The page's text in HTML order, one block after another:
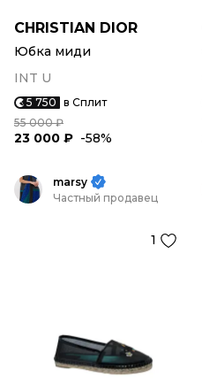
CHRISTIAN DIOR
Юбка миди
INT U
5 750 в Сплит
55 000 ₽
23 000 ₽ -58%
marsy
Частный продавец
1